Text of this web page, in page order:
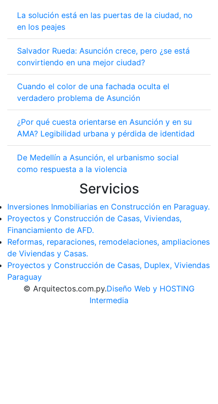
La solución está en las puertas de la ciudad, no
en los peajes
Salvador Rueda: Asunción crece, pero ¿se está
convirtiendo en una mejor ciudad?
Cuando el color de una fachada oculta el
verdadero problema de Asunción
¿Por qué cuesta orientarse en Asunción y en su
AMA? Legibilidad urbana y pérdida de identidad
De Medellín a Asunción, el urbanismo social
como respuesta a la violencia
Servicios
Inversiones Inmobiliarias en Construcción en Paraguay.
Proyectos y Construcción de Casas, Viviendas,
Financiamiento de AFD.
Reformas, reparaciones, remodelaciones, ampliaciones
de Viviendas y Casas.
Proyectos y Construcción de Casas, Duplex, Viviendas
Paraguay
© Arquitectos.com.py.Diseño Web y HOSTING
Intermedia